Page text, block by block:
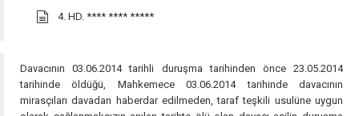
4. HD. **** **** *****
Davacının 03.06.2014 tarihli duruşma tarihinden önce 23.05.2014
tarihinde öldüğü, Mahkemece 03.06.2014 tarihinde davacının
mirasçıları davadan haberdar edilmeden, taraf teşkili usulüne uygun